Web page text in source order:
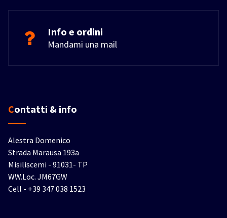
Info e ordini
Mandami una mail
Contatti & info
Alestra Domenico
Strada Marausa 193a
Misiliscemi - 91031- TP
WW.Loc. JM67GW
Cell - +39 347 038 1523